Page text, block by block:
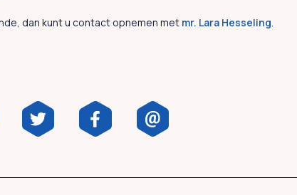
dan kunt u contact opnemen met mr. Lara Hesseling.